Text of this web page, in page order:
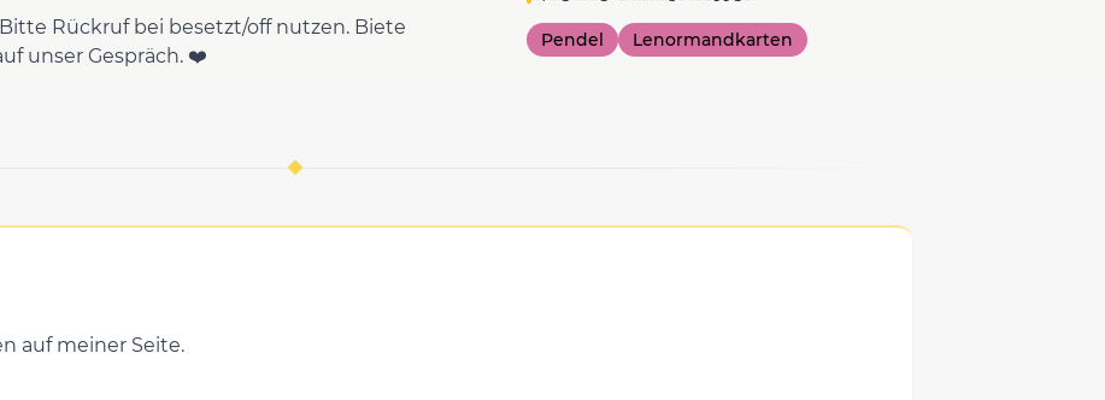
Rückruf bei besetzt/off nutzen. Biete
unser Gespräch. ❤️
Pendel Lenormandkarten
auf meiner Seite.